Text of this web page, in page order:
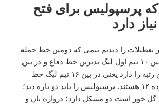
که پرسپولیس برای فتح
دارد
را دیدیم تیمی که دومین خط حمله
لیگ را دارد و در بین ۱۰ تیم اول لیگ بدترین خط دفاع و در بین
۶ تیم بعدی دومین رتبه را دارد یعنی در بین ۱۶ تیم لیگ خط
دفاع سرخها در رده ۱۲ هستند. پرسپولیس را باید دو باره دید؛
گل خور است دو مشکل دارد؛ دروازه بان و